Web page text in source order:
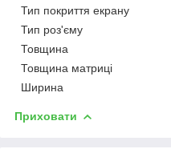
Тип покриття екрану
Тип роз'єму
Товщина
Товщина матриці
Ширина
Приховати